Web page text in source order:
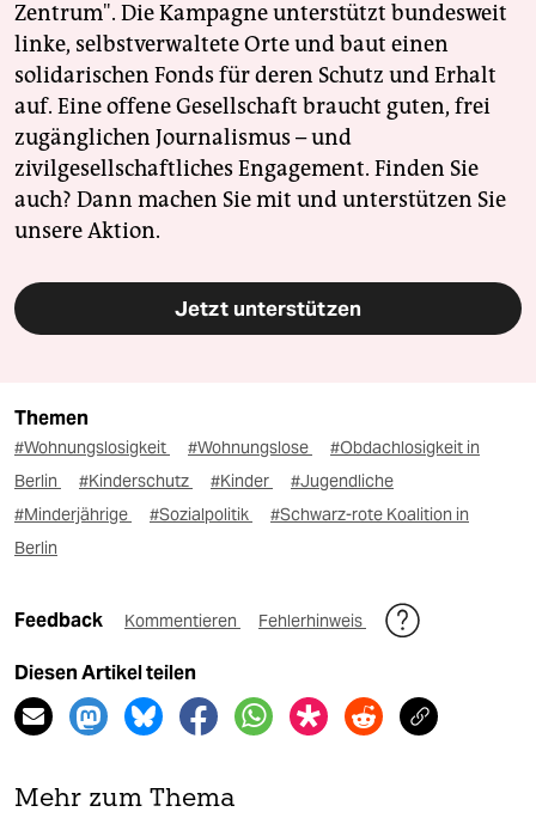
Zentrum". Die Kampagne unterstützt bundesweit
linke, selbstverwaltete Orte und baut einen
solidarischen Fonds für deren Schutz und Erhalt
auf. Eine offene Gesellschaft braucht guten, frei
zugänglichen Journalismus – und
zivilgesellschaftliches Engagement. Finden Sie
auch? Dann machen Sie mit und unterstützen Sie
unsere Aktion.
Jetzt unterstützen
Themen
#Wohnungslosigkeit #Wohnungslose
#Obdachlosigkeit in
Berlin
#Kinderschutz #Kinder
#Jugendliche
#Minderjährige
#Sozialpolitik
#Schwarz-rote Koalition in
Berlin
Feedback Kommentieren Fehlerhinweis
Diesen Artikel teilen
Mehr zum Thema